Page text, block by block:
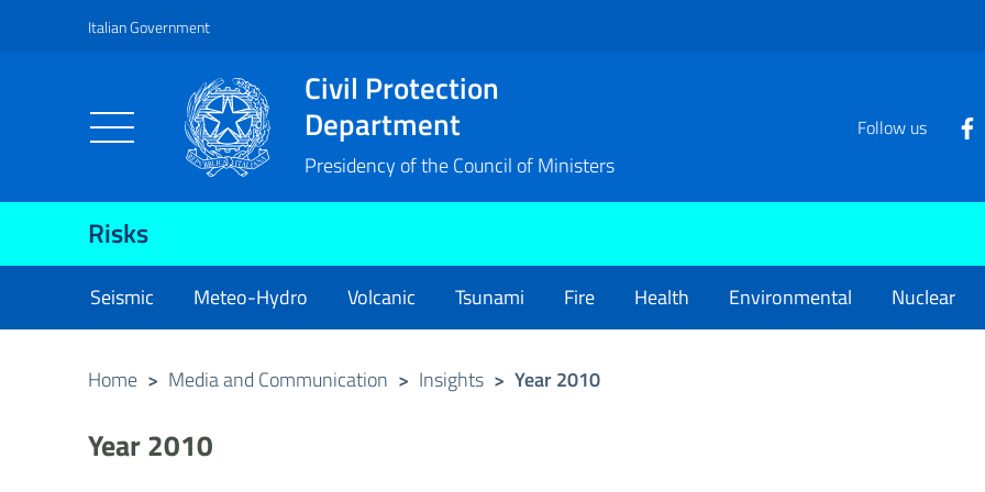
Vai al contenuto principale
Raggiungi il piè di pagina
Italian Government
Civil Protection
Department
Presidency of the Council of Ministers
Follow us
Risks
Seismic Meteo-Hydro Volcanic Tsunami Fire Health Environmental Nuclear
Home > Media and Communication > Insights > Year 2010
Year 2010